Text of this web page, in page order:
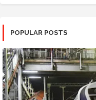
POPULAR POSTS